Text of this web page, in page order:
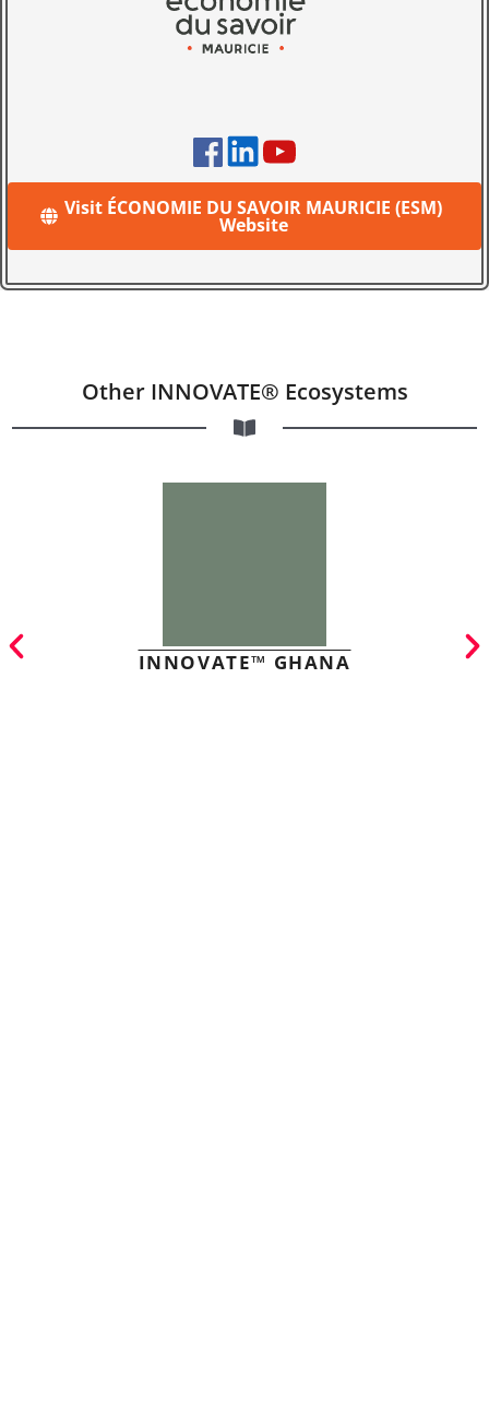
Visit ÉCONOMIE DU SAVOIR MAURICIE (ESM)
Website
Other INNOVATE® Ecosystems
INNOVATE™ GHANA